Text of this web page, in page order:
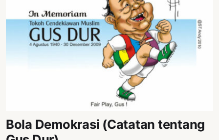
Bola Demokrasi (Catatan tentang